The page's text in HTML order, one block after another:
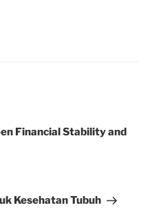
Financial Stability and
Kesehatan Tubuh